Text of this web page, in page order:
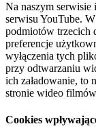
Na naszym serwisie
serwisu YouTube.
podmiotów trzecich
preferencje
wyłączenia tych
przy odtwarzaniu
ich załadowanie, to
stronie wideo
Cookies